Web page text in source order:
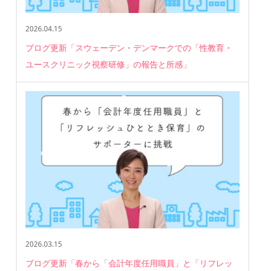
2026.04.15
ブログ更新「スウェーデン・デンマークでの「性教育・
ユースクリニック視察研修」の報告と所感」
2026.03.15
ブログ更新「春から「会計年度任用職員」と「リフレッ